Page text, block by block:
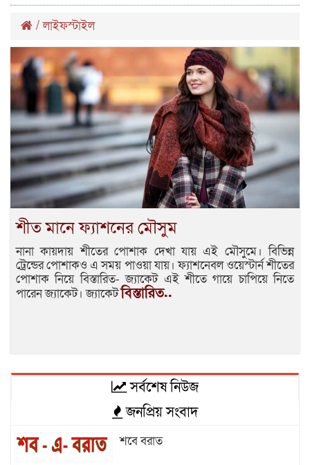
/লাইফস্টাইল
শীত মানে ফ্যাশনের মৌসুম
নানা কায়দায় শীতের পোশাক দেখা যায় এই মৌসুমে। বিভিন্ন
ট্রেন্ডের পোশাকও এ সময় পাওয়া যায়। ফ্যাশনেবল ওয়েস্টার্ন শীতের
পোশাক নিয়ে বিস্তারিত- জ্যাকেট এই শীতে গায়ে চাপিয়ে নিতে
পারেন জ্যাকেট। জ্যাকেটবিস্তারিত..
সর্বশেষ নিউজ
জনপ্রিয় সংবাদ
শবে বরাত